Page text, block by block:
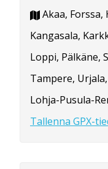
Akaa,
Kangasala,
Loppi, Pälkäne,
Tampere,
Lohja-Pusula-
Tallenna GPX-